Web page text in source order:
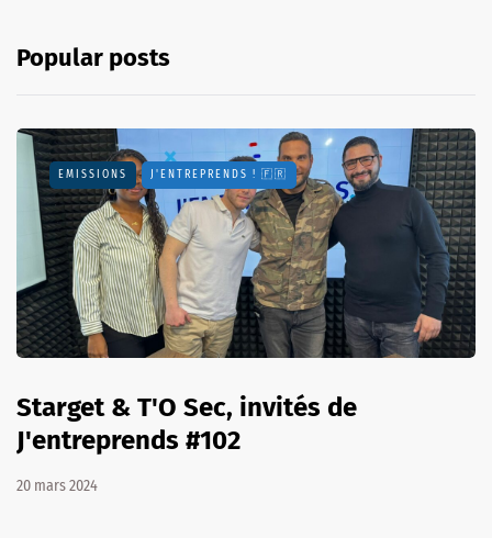
Popular posts
EMISSIONS J'ENTREPRENDS ! 🇫🇷
Starget & T'O Sec, invités de
J'entreprends #102
20 mars 2024